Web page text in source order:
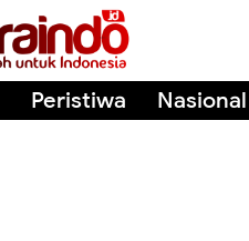
Peristiwa Nasional